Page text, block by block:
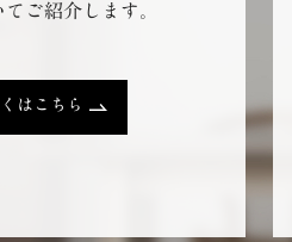
ご紹介します。
はこちら